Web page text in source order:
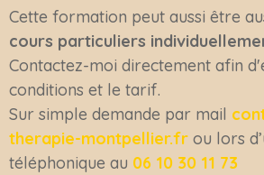
Cette formation peut aussi être
cours particuliers
Contactez-moi directement afin
conditions et le tarif.
Sur simple demande par mail
therapie-montpellier.fr ou lors
téléphonique au 06 10 30 11 73